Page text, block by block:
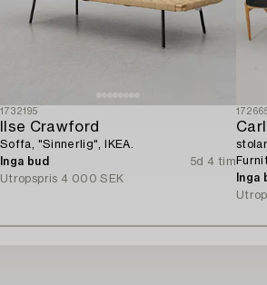
1732195
Ilse Crawford
Soffa, "Sinnerlig", IKEA.
Inga bud
5d 4 tim
Utropspris 4 000 SEK
Inga